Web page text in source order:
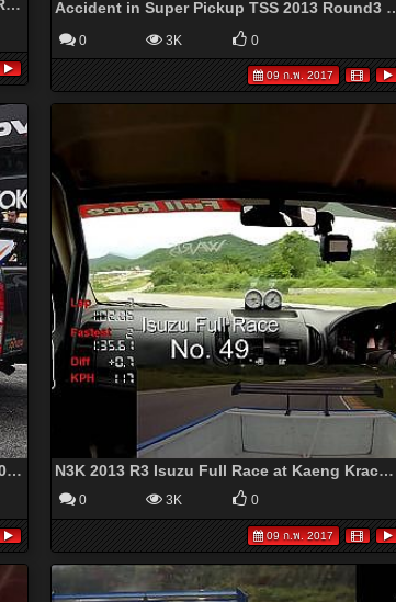
N3K 2013 Round4 (Wet race) Pickup Open Race1 at Bira Circuit Accident in Super Pickup TSS
0 3K 0
09 ก.พ. 2017
Isuzu D-MAX (No.99) in Pro Racing Series 2013 Round 3 N3K 2013 R3 Isuzu Full Race at Kaeng Krachan Circuit
0 3K 0
09 ก.พ. 2017